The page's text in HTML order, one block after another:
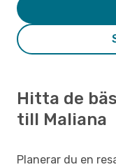
Hitta de
till Maliana
Planerar du en